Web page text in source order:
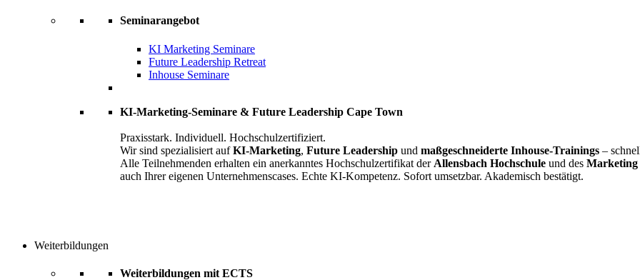
Seminarangebot
KI Marketing Seminare
Future Leadership Retreat
Inhouse Seminare
KI-Marketing-Seminare & Future Leadership Cape Town
Praxisstark. Individuell. Hochschulzertifiziert.
Wir sind spezialisiert aufKI-Marketing, Future Leadership und maßgeschneiderte Inhouse-Trainings –
Alle Teilnehmenden erhalten ein anerkanntes Hochschulzertifikat der Allensbach Hochschule und des Marketing
auch Ihrer eigenen Unternehmenscases. Echte KI-Kompetenz. Sofort umsetzbar. Akademisch bestätigt.
Weiterbildungen
Weiterbildungen mit ECTS